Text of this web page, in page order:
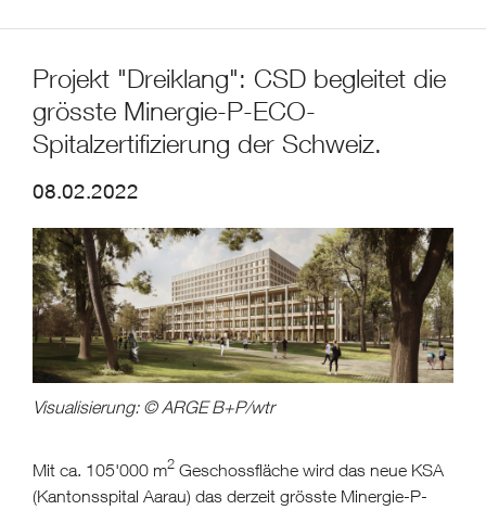
Projekt "Dreiklang": CSD begleitet die
grösste Minergie-P-ECO-
Spitalzertifizierung der Schweiz.
08.02.2022
Visualisierung: © ARGE B+P/wtr
Mit ca. 105'000 m2 Geschossfläche wird das neue KSA
(Kantonsspital Aarau) das derzeit grösste Minergie-P-